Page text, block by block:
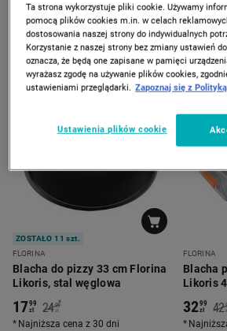
7 cm Florina Likoris, stal
węglowa
1999
zł 29 99*
Najniższa cena z 30 dni
cm
1999
zł 27
ZOSTAŁO 11 szt.
FLORINA
Blacha do pizzy 33 cm Florina
Likoris, stal węglowa
1799
zł 24 99
zł
*
Najniższa cena z 30 dni
FLORINA
Blacha
Likoris
3299
zł 42
Ta strona wykorzystuje pliki cookie. Używamy
pomocą plików cookies m.in. w celach
dostosowania naszej strony do indywidualnych
Korzystanie z naszej strony bez zmiany ustawień
oznacza, że będą one zapisane w pamięci
wyrażasz zgodę na używanie plików cookies,
ustawieniami przeglądarki. Zapoznaj się z
Ustawienia plików cookie